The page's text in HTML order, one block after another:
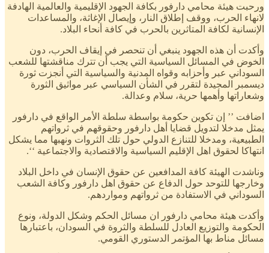
ورحبت هيئة محامي دارفور بكافة الجهود الإقليمية والعالمية الهادفة
لانهاء الحرب، ووقف إطلاق النار، وإيصال الإغاثة، والمساعدات
الإنسانية لكافة المتاثرين بالحرب في كافة أنحاء البلاد.
وأكدت أن هذه الجهود ينبغي أن تنحصر في إيقاف الحرب، دون
الخوض في المسائل السياسية التي يجب أن تترك مناقشتها للشعب
السوداني عبر وأحزابه وقواه المدنية والسياسية التي أنجزت ثورة
ديسمبر المجيدة لتقرر في الشأن السياسي عبر مواثيق الثورة
وشعاراتها وأهمها حرية، سلام وعدالة.
اضافت ’’ إن تكوين حكومة بواسطة سلطة الأمر الواقع في دارفور
يمثل مدخلا لتدويل قضايا أهل دارفور وحقوقهم في ثرواتهم
الطبيعية، ومدخلا للتنازع الدولي حول تلك الثروات ونهبها مما يشكل
انتهاكا لحقوق اهل الإقليم السياسية والاقتصادية والاجتماعية ‘‘.
وناشدت الهيئة كافة المدافعين عن حقوق الإنسان في داخل البلاد
وخارجها للتوحد حول الدفاع عن حقوق اهل دارفور وكافة الشعب
السوداني في الاستفادة من ثرواتهم ومواردهم.
وأكدت هيئة محامي دارفور ان مسائل الحكم وشكل الدولة، ونوع
الحكومة والتوزيع العادل للسلطة والثروة في السودان، باعتبارها
مسائل مناط بها المؤتمر الدستوري القومي.